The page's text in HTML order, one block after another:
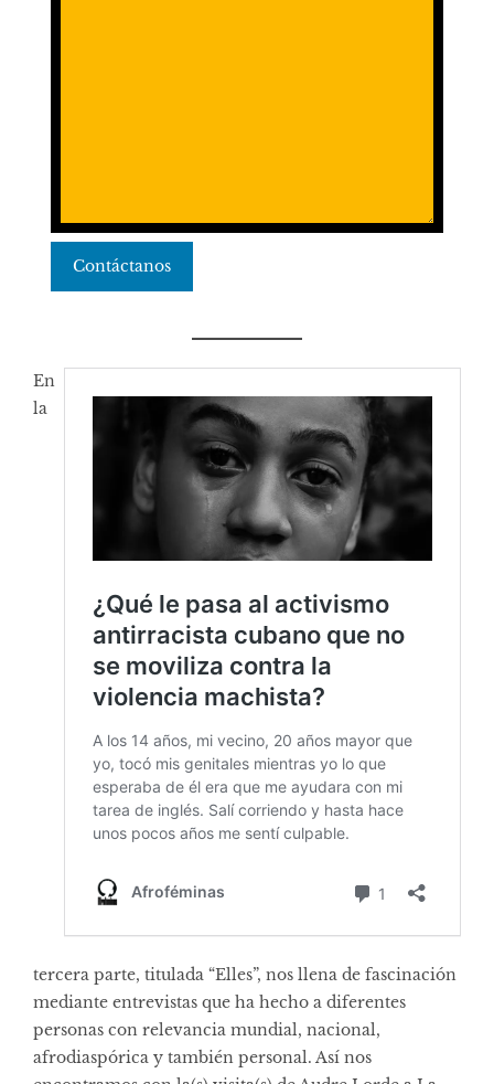
Contáctanos
En
la
tercera parte, titulada “Elles”, nos llena de fascinación
mediante entrevistas que ha hecho a diferentes
personas con relevancia mundial, nacional,
afrodiaspórica y también personal. Así nos